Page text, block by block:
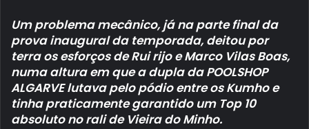
Um problema mecânico, já na parte final da
prova inaugural da temporada, deitou por
terra os esforços de Rui rijo e Marco Vilas Boas,
numa altura em que a dupla da POOLSHOP
ALGARVE lutava pelo pódio entre os Kumho e
tinha praticamente garantido um Top 10
absoluto no rali de Vieira do Minho.